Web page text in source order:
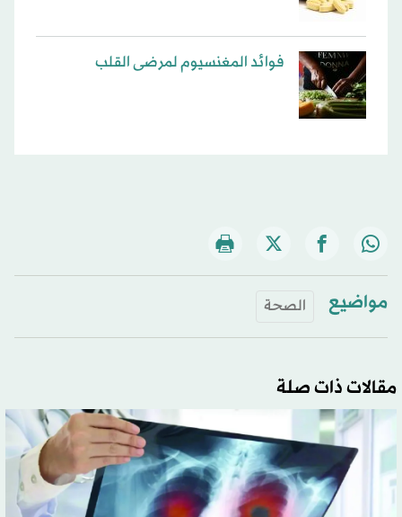
فوائد المغنسيوم لمرضى القلب
مواضيع الصحة
مقالات ذات صلة